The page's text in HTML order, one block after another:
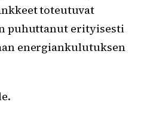
toteutuvat
puhuttanut erityisesti
energiankulutuksen